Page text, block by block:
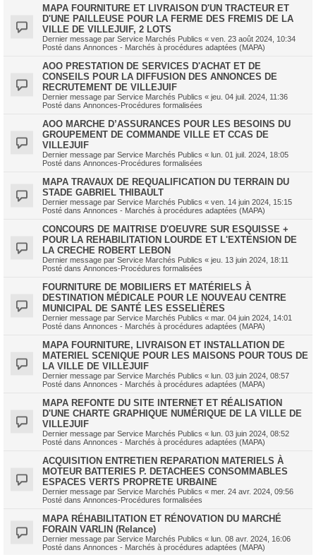
MAPA FOURNITURE ET LIVRAISON D'UN TRACTEUR ET
D'UNE PAILLEUSE POUR LA FERME DES FREMIS DE LA
VILLE DE VILLEJUIF, 2 LOTS
Dernier message par Service Marchés Publics « ven. 23 août 2024, 10:34
Posté dans Annonces - Marchés à procédures adaptées (MAPA)
AOO PRESTATION DE SERVICES D'ACHAT ET DE
CONSEILS POUR LA DIFFUSION DES ANNONCES DE
RECRUTEMENT DE VILLEJUIF
Dernier message par Service Marchés Publics « jeu. 04 juil. 2024, 11:36
Posté dans Annonces-Procédures formalisées
AOO MARCHE D’ASSURANCES POUR LES BESOINS DU
GROUPEMENT DE COMMANDE VILLE ET CCAS DE
VILLEJUIF
Dernier message par Service Marchés Publics « lun. 01 juil. 2024, 18:05
Posté dans Annonces-Procédures formalisées
MAPA TRAVAUX DE REQUALIFICATION DU TERRAIN DU
STADE GABRIEL THIBAULT
Dernier message par Service Marchés Publics « ven. 14 juin 2024, 15:15
Posté dans Annonces - Marchés à procédures adaptées (MAPA)
CONCOURS DE MAITRISE D'OEUVRE SUR ESQUISSE +
POUR LA REHABILITATION LOURDE ET L'EXTENSION DE
LA CRECHE ROBERT LEBON
Dernier message par Service Marchés Publics « jeu. 13 juin 2024, 18:11
Posté dans Annonces-Procédures formalisées
FOURNITURE DE MOBILIERS ET MATÉRIELS À
DESTINATION MÉDICALE POUR LE NOUVEAU CENTRE
MUNICIPAL DE SANTÉ LES ESSELIÈRES
Dernier message par Service Marchés Publics « mar. 04 juin 2024, 14:01
Posté dans Annonces - Marchés à procédures adaptées (MAPA)
MAPA FOURNITURE, LIVRAISON ET INSTALLATION DE
MATERIEL SCENIQUE POUR LES MAISONS POUR TOUS DE
LA VILLE DE VILLEJUIF
Dernier message par Service Marchés Publics « lun. 03 juin 2024, 08:57
Posté dans Annonces - Marchés à procédures adaptées (MAPA)
MAPA REFONTE DU SITE INTERNET ET RÉALISATION
D'UNE CHARTE GRAPHIQUE NUMÉRIQUE DE LA VILLE DE
VILLEJUIF
Dernier message par Service Marchés Publics « lun. 03 juin 2024, 08:52
Posté dans Annonces - Marchés à procédures adaptées (MAPA)
ACQUISITION ENTRETIEN REPARATION MATERIELS À
MOTEUR BATTERIES P. DETACHEES CONSOMMABLES
ESPACES VERTS PROPRETE URBAINE
Dernier message par Service Marchés Publics « mer. 24 avr. 2024, 09:56
Posté dans Annonces-Procédures formalisées
MAPA RÉHABILITATION ET RÉNOVATION DU MARCHÉ
FORAIN VARLIN (Relance)
Dernier message par Service Marchés Publics « lun. 08 avr. 2024, 16:06
Posté dans Annonces - Marchés à procédures adaptées (MAPA)